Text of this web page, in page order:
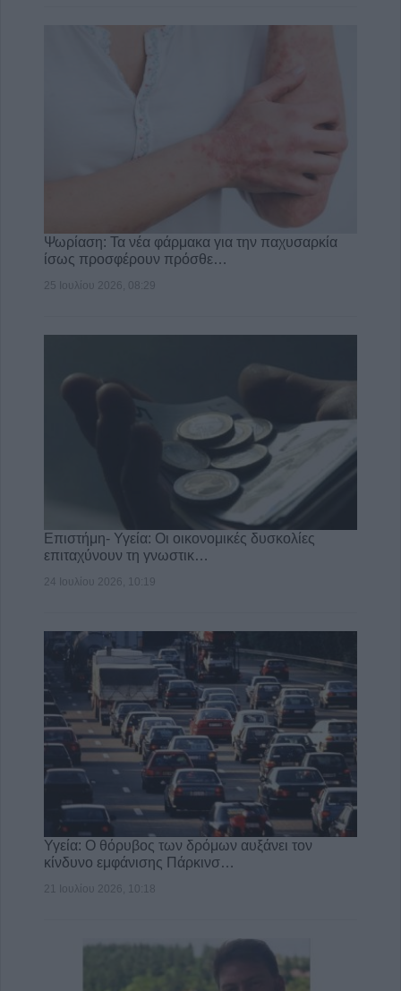
Ψωρίαση: Τα νέα φάρμακα για την παχυσαρκία
ίσως προσφέρουν πρόσθε…
25 Ιουλίου 2026, 08:29
Επιστήμη- Υγεία: Οι οικονομικές δυσκολίες
επιταχύνουν τη γνωστικ…
24 Ιουλίου 2026, 10:19
Υγεία: Ο θόρυβος των δρόμων αυξάνει τον
κίνδυνο εμφάνισης Πάρκινσ…
21 Ιουλίου 2026, 10:18